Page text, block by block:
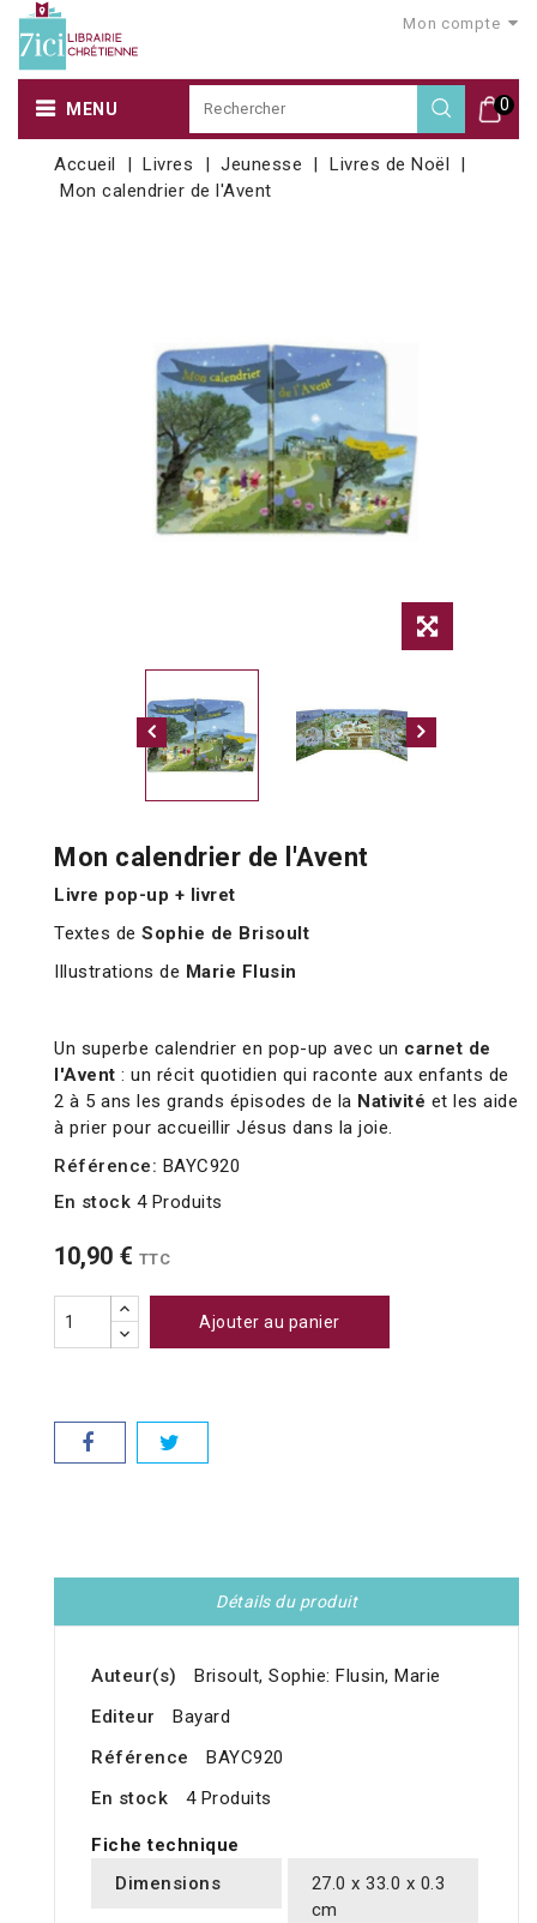
Mon compte
0
MENU
Accueil Livres Jeunesse
Livres de Noël
Mon calendrier de l'Avent
Mon calendrier de l'Avent
Livre pop-up + livret
Textes de Sophie de Brisoult
Illustrations de Marie Flusin
Un superbe calendrier en pop-up avec un carnet de
l'Avent : un récit quotidien qui raconte aux enfants de
2 à 5 ans les grands épisodes de la Nativité et les aide
à prier pour accueillir Jésus dans la joie.
Référence: BAYC920
En stock 4 Produits
10,90 € TTC
Ajouter au panier
Détails du produit
Auteur(s)
Brisoult, Sophie: Flusin, Marie
Editeur
Bayard
Référence
BAYC920
En stock
4 Produits
Fiche technique
Dimensions
27.0 x 33.0 x 0.3
cm